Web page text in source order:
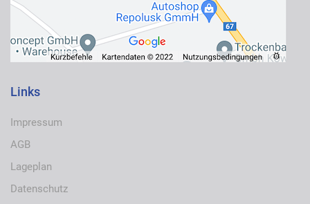
Links
Impressum
AGB
Lageplan
Datenschutz